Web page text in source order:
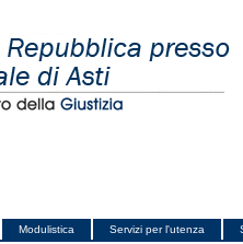
Modulistica Servizi per l'utenza